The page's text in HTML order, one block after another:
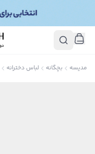
مدیسه بچگانه لباس دخترانه